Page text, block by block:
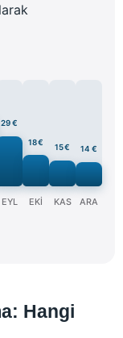
29 €
EYL
18 €
EKİ
15 €
KAS
14 €
ARA
Hangi